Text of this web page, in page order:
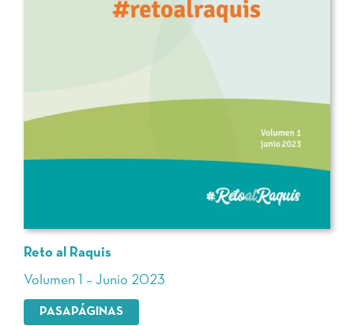
Reto al Raquis
Volumen 1 – Junio 2023
PASAPÁGINAS